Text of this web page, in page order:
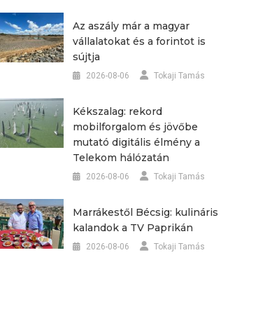
Az aszály már a magyar
vállalatokat és a forintot is
sújtja
2026-08-06 Tokaji Tamás
Kékszalag: rekord
mobilforgalom és jövőbe
mutató digitális élmény a
Telekom hálózatán
2026-08-06 Tokaji Tamás
Marrákestől Bécsig: kulináris
kalandok a TV Paprikán
2026-08-06 Tokaji Tamás